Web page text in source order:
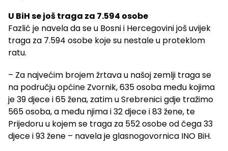
U BiH se još traga za 7.594 osobe
Fazlić je navela da se u Bosni i Hercegovini još uvijek
traga za 7.594 osobe koje su nestale u proteklom
ratu.
– Za najvećim brojem žrtava u našoj zemlji traga se
na području općine Zvornik, 635 osoba među kojima
je 39 djece i 65 žena, zatim u Srebrenici gdje tražimo
565 osoba, a među njima i 32 djece i 83 žene, te
Prijedoru u kojem se traga za 552 osobe od čega 33
djece i 93 žene – navela je glasnogovornica INO BiH.